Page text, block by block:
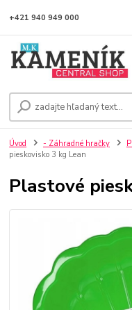
+421 940 949 000
Úvod - Záhradné hračky
pieskovisko 3 kg Lean
Plastové